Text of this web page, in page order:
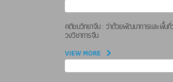
คติชนวิทยาจีน : ว่าด้วยพัฒนาการและพื้นที่
วงวิชาการจีน
VIEW MORE